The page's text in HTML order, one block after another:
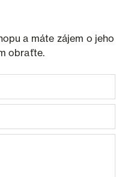
a máte zájem o jeho
obraťte.